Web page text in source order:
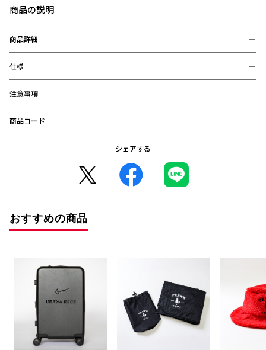
商品の説明
商品詳細
突然の雨から中身を守る！観戦や遠征にぴったりな防水仕様のリ
ュック。
大人気・レディアがシルエットでデザインされたさりげなく浦和
なっています。
仕様
【素材】
ポリエステル
【サイズ】
注意事項
※お届け後の、お客様都合による、返品、交換は出来ません。ご注意く
ださい。
メーカー・機種・画面設定等により、実際の商品の色と異なって見える
※デザインなどの仕様が予告なく変更になることがございます。
○コンビニ決済をご利用のお客様へ○
自動的にキャンセルとなりますので、十分にご注意下さい。
※2020年12月1日から、振り込み期限が7日から3日に短縮となりまし
商品コード
シェアする
おすすめの商品